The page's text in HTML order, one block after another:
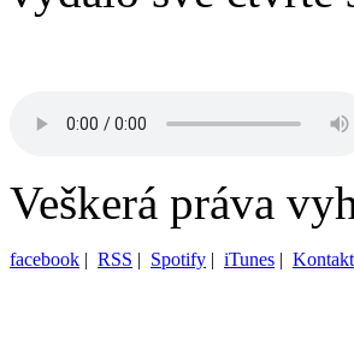
Veškerá práva
facebook | RSS | Spotify | iTunes | Kontakt